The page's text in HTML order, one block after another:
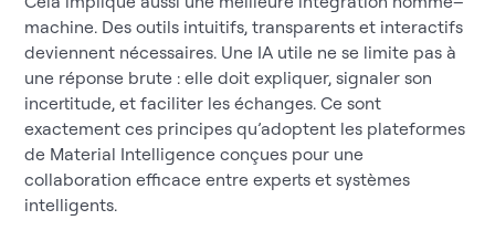
machine. Des outils intuitifs, transparents et interactifs
deviennent nécessaires. Une IA utile ne se limite pas à
une réponse brute : elle doit expliquer, signaler son
incertitude, et faciliter les échanges. Ce sont
exactement ces principes qu’adoptent les plateformes
de Material Intelligence conçues pour une
collaboration efficace entre experts et systèmes
intelligents.